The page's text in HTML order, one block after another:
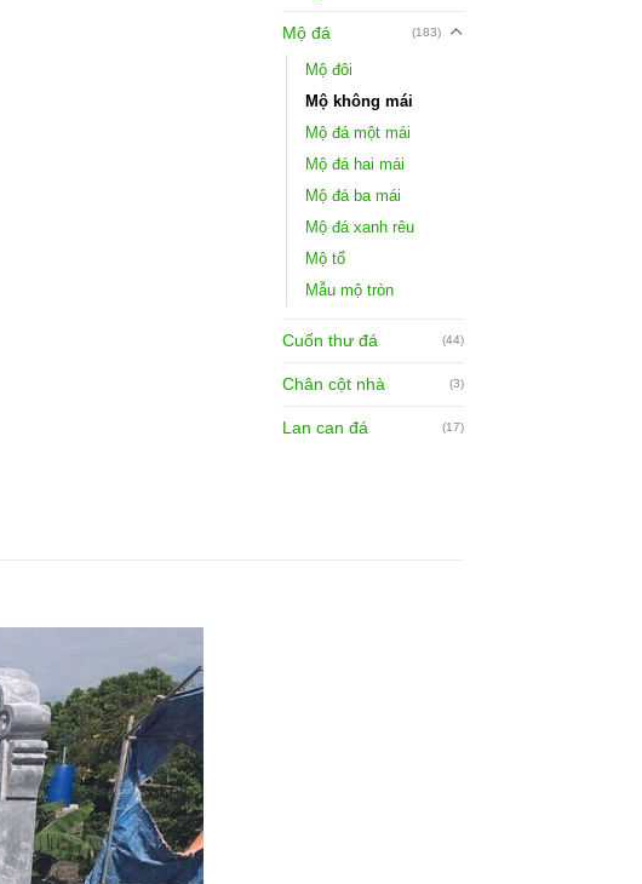
Mộ đá (183)
Mộ đôi
Mộ không mái
Mộ đá một mái
Mộ đá hai mái
Mộ đá ba mái
Mộ đá xanh rêu
Mộ tổ
Mẫu mộ tròn
Cuốn thư đá (44)
Chân cột nhà (3)
Lan can đá (17)